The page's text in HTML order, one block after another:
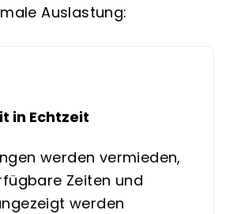
Auslastung:
in Echtzeit
werden vermieden,
Zeiten und
werden